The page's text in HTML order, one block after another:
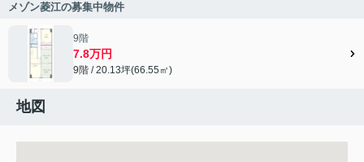
メゾン菱江の募集中物件
9階
7.8万円
9階 / 20.13坪(66.55㎡)
地図